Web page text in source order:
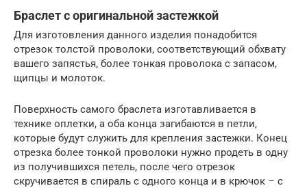
Браслет с оригинальной застежкой
Для изготовления данного изделия понадобится
отрезок толстой проволоки, соответствующий обхвату
вашего запястья, более тонкая проволока с запасом,
щипцы и молоток.
Поверхность самого браслета изготавливается в
технике оплетки, а оба конца загибаются в петли,
которые будут служить для крепления застежки. Конец
отрезка более тонкой проволоки нужно продеть в одну
из получившихся петель, после чего отрезок
скручивается в спираль с одного конца и в крючок – с